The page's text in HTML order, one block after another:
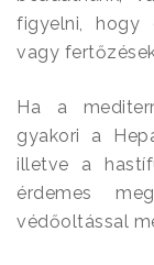
figyelni, hogy
vagy
Ha a
gyakori a
illetve a
érdemes
védőoltással